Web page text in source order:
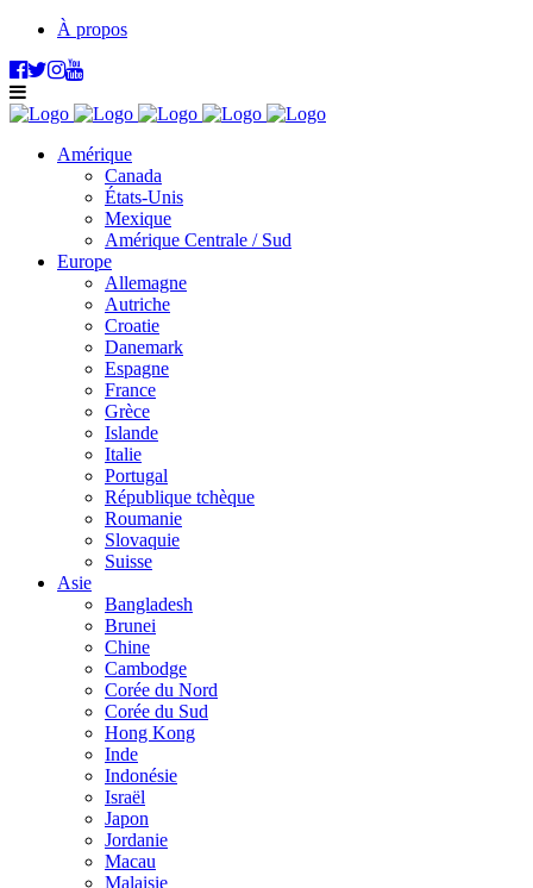
À propos
Amérique
Canada
États-Unis
Mexique
Amérique Centrale / Sud
Europe
Allemagne
Autriche
Croatie
Danemark
Espagne
France
Grèce
Islande
Italie
Portugal
République tchèque
Roumanie
Slovaquie
Suisse
Asie
Bangladesh
Brunei
Chine
Cambodge
Corée du Nord
Corée du Sud
Hong Kong
Inde
Indonésie
Israël
Japon
Jordanie
Macau
Malaisie